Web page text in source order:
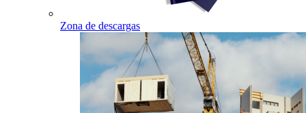
Zona de descargas